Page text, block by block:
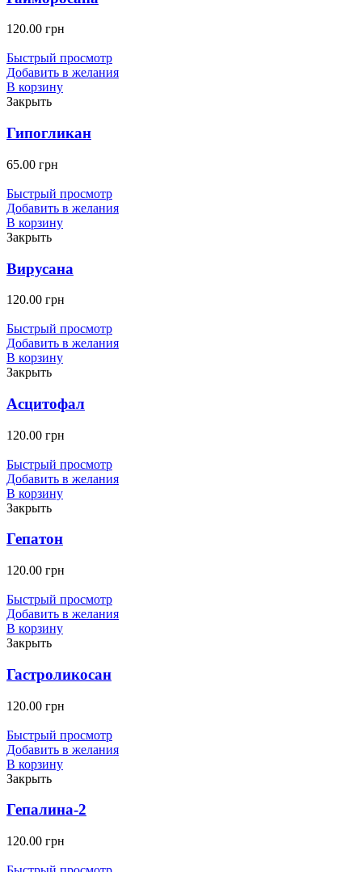
120.00 грн
Быстрый просмотр
Добавить в желания
В корзину
Закрыть
Гипогликан
65.00 грн
Быстрый просмотр
Добавить в желания
В корзину
Закрыть
Вирусана
120.00 грн
Быстрый просмотр
Добавить в желания
В корзину
Закрыть
Асцитофал
120.00 грн
Быстрый просмотр
Добавить в желания
В корзину
Закрыть
Гепатон
120.00 грн
Быстрый просмотр
Добавить в желания
В корзину
Закрыть
Гастроликосан
120.00 грн
Быстрый просмотр
Добавить в желания
В корзину
Закрыть
Гепалина-2
120.00 грн